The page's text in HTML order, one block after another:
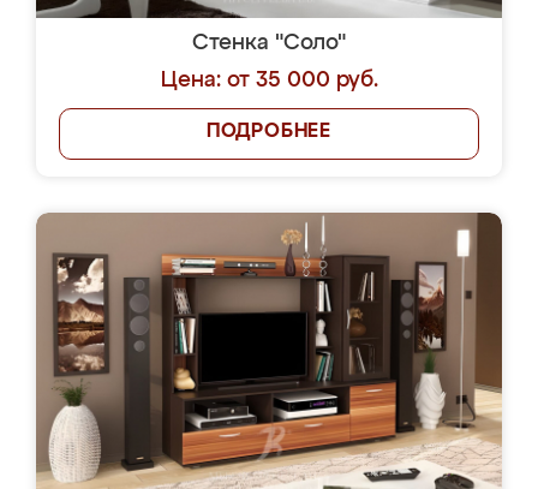
Стенка "Соло"
Цена: от 35 000 руб.
ПОДРОБНЕЕ